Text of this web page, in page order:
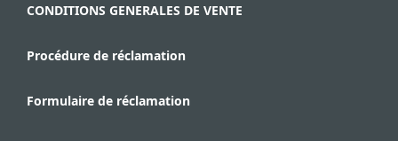
CONDITIONS GENERALES DE VENTE
Procédure de réclamation
Formulaire de réclamation